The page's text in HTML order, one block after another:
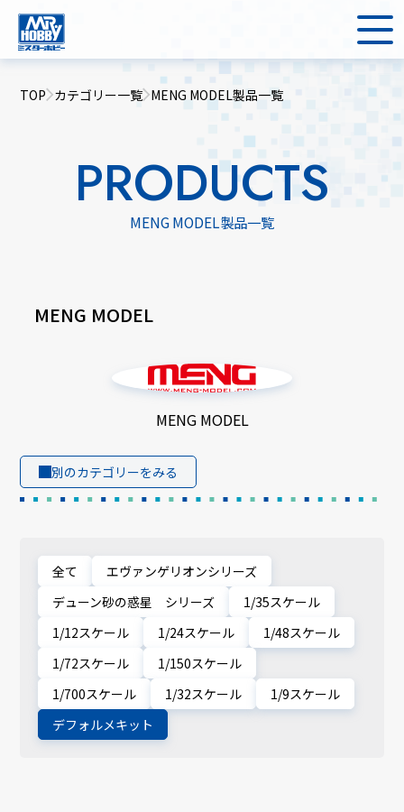
TOP カテゴリー一覧 MENG MODEL製品一覧
PRODUCTS
MENG MODEL製品一覧
MENG MODEL
MENG MODEL
別のカテゴリーをみる
全て
エヴァンゲリオンシリーズ
デューン砂の惑星 シリーズ
1/35スケール
1/12スケール
1/24スケール
1/48スケール
1/72スケール
1/150スケール
1/700スケール
1/32スケール
1/9スケール
デフォルメキット